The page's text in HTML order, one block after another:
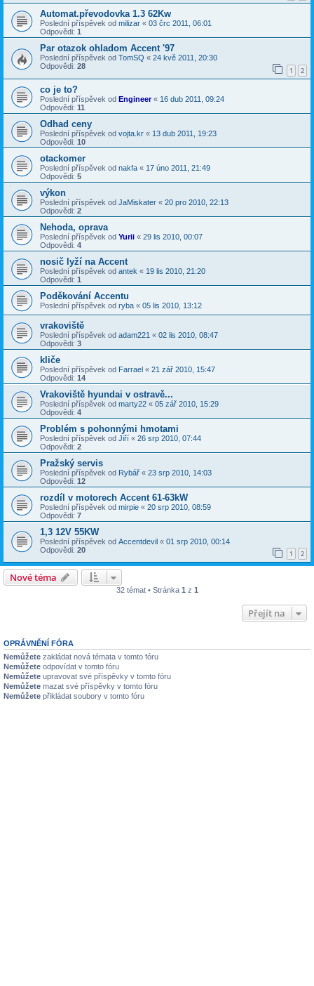
Automat.převodovka 1.3 62Kw
Poslední příspěvek od milizar « 03 črc 2011, 06:01
Odpovědi: 1
Par otazok ohladom Accent '97
Poslední příspěvek od TomSQ « 24 kvě 2011, 20:30
Odpovědi: 28 1 2
co je to?
Poslední příspěvek od Engineer« 16 dub 2011, 09:24
Odpovědi: 11
Odhad ceny
Poslední příspěvek od vojta.kr « 13 dub 2011, 19:23
Odpovědi: 10
otackomer
Poslední příspěvek od nakfa « 17 úno 2011, 21:49
Odpovědi: 5
výkon
Poslední příspěvek od JaMiskater « 20 pro 2010, 22:13
Odpovědi: 2
Nehoda, oprava
Poslední příspěvek od Yurii « 29 lis 2010, 00:07
Odpovědi: 4
nosič lyží na Accent
Poslední příspěvek od antek « 19 lis 2010, 21:20
Odpovědi: 1
Poděkování Accentu
Poslední příspěvek od ryba « 05 lis 2010, 13:12
vrakoviště
Poslední příspěvek od adam221 « 02 lis 2010, 08:47
Odpovědi: 3
kliče
Poslední příspěvek od Farrael « 21 zář 2010, 15:47
Odpovědi: 14
Vrakoviště hyundai v ostravě...
Poslední příspěvek od marty22 « 05 zář 2010, 15:29
Odpovědi: 4
Problém s pohonnými hmotami
Poslední příspěvek od Jiří « 26 srp 2010, 07:44
Odpovědi: 2
Pražský servis
Poslední příspěvek od Rybář « 23 srp 2010, 14:03
Odpovědi: 12
rozdíl v motorech Accent 61-63kW
Poslední příspěvek od mirpie « 20 srp 2010, 08:59
Odpovědi: 7
1,3 12V 55KW
Poslední příspěvek od Accentdevil « 01 srp 2010, 00:14
Odpovědi: 20 1 2
Nové téma
32 témat • Stránka 1 z 1
Přejít na
OPRÁVNĚNÍ FÓRA
Nemůžete zakládat nová témata v tomto fóru
Nemůžete odpovídat v tomto fóru
Nemůžete upravovat své příspěvky v tomto fóru
Nemůžete mazat své příspěvky v tomto fóru
Nemůžete přikládat soubory v tomto fóru